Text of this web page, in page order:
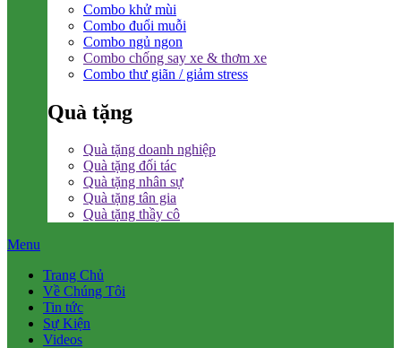
Combo khử mùi
Combo đuổi muỗi
Combo ngủ ngon
Combo chống say xe & thơm xe
Combo thư giãn / giảm stress
Quà tặng
Quà tặng doanh nghiệp
Quà tặng đối tác
Quà tặng nhân sự
Quà tặng tân gia
Quà tặng thầy cô
Menu
Trang Chủ
Về Chúng Tôi
Tin tức
Sự Kiện
Videos